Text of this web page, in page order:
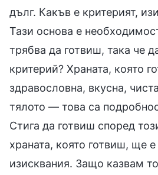
дълг. Какъв е критерият,
Тази основа е
трябва да готвиш, така че
критерий? Храната, която
здравословна, вкусна,
тялото — това са
Стига да готвиш според
храната, която готвиш, ще
изисквания. Защо казвам